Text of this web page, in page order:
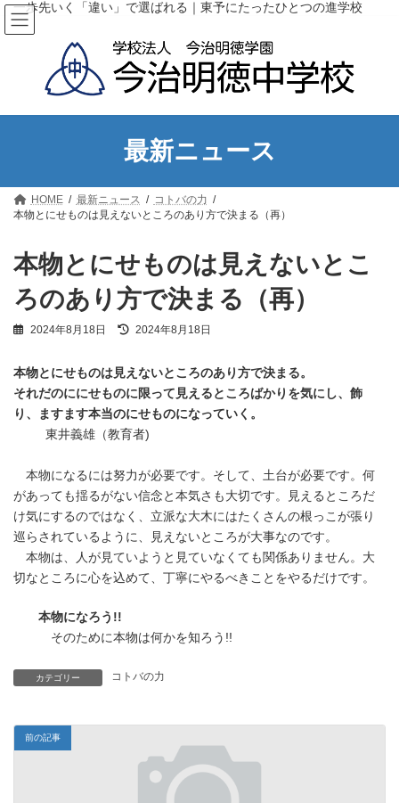
コ
ン
テ
キ
ナ
ビ
ゲ
に
一歩先いく「違い」で選ばれる｜東予にたったひとつの進学校
最新ニュース
HOME 最新ニュース
コトバの力
本物とにせものは見えないところのあり方で決まる（再）
本物とにせものは見えないとこ
ろのあり方で決まる（再）
2024年8月18日
最
新
日
:
2024年8月18日
本物とにせものは見えないところのあり方で決まる。
それだのににせものに限って見えるところばかりを気にし、飾
り、ますます本当のにせものになっていく。
東井義雄（教育者)
本物になるには努力が必要です。そして、土台が必要です。何
があっても揺るがない信念と本気さも大切です。見えるところだ
け気にするのではなく、立派な大木にはたくさんの根っこが張り
巡らされているように、見えないところが大事なのです。
本物は、人が見ていようと見ていなくても関係ありません。大
切なところに心を込めて、丁寧にやるべきことをやるだけです。
本物になろう!!
そのために本物は何かを知ろう!!
カテゴリー コトバの力
前の記事